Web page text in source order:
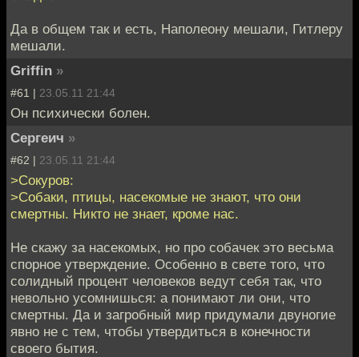
Да в общем так и есть, Наполеону мешали, Гитлеру
мешали.
Griffin »
#61 | 23.05.11 21:44
Он психически болен.
Сергеич »
#62 | 23.05.11 21:44
>Сокуров:
>Собаки, птицы, насекомые не знают, что они
смертны. Никто не знает, кроме нас.
Не скажу за насекомых, но про собачек это весьма
спорное утверждение. Особенно в свете того, что
солидный процент человеков ведут себя так, что
невольно усомнишься: а понимают ли они, что
смертны. Да и загробный мир придумали двуногие
явно не с тем, чтобы утвердиться в конечности
своего бытия.